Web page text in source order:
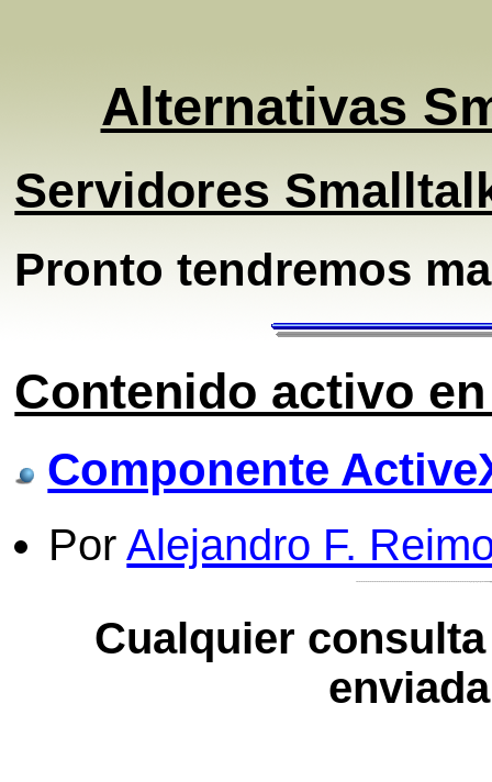
Alternativas
Servidores
Pronto tendremos
Contenido activo
Componente
Por Alejandro F.
Cualquier